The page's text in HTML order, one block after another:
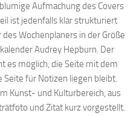
Aufmachung des Covers
ist jedenfalls klar strukturiert
Wochenplaners in der Größe
Audrey Hepburn. Der
es möglich, die Seite mit dem
für Notizen liegen bleibt.
Kunst- und Kulturbereich, aus
und Zitat kurz vorgestellt.